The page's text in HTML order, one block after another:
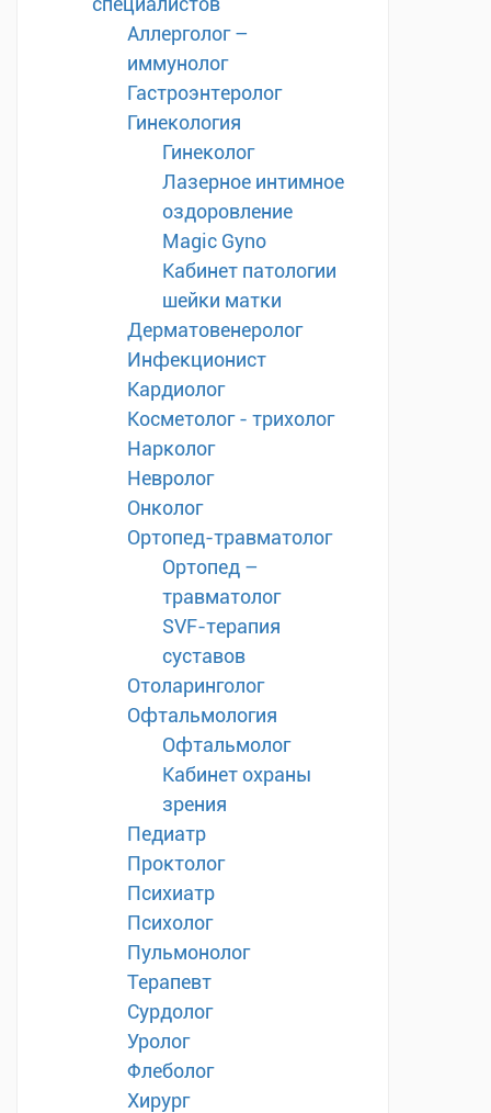
Аллерголог –
иммунолог
Гастроэнтеролог
Гинекология
Гинеколог
Лазерное интимное
оздоровление
Magic Gyno
Кабинет патологии
шейки матки
Дерматовенеролог
Инфекционист
Кардиолог
Косметолог - трихолог
Нарколог
Невролог
Онколог
Ортопед-травматолог
Ортопед –
травматолог
SVF-терапия
суставов
Отоларинголог
Офтальмология
Офтальмолог
Кабинет охраны
зрения
Педиатр
Проктолог
Психиатр
Психолог
Пульмонолог
Терапевт
Сурдолог
Уролог
Флеболог
Хирург